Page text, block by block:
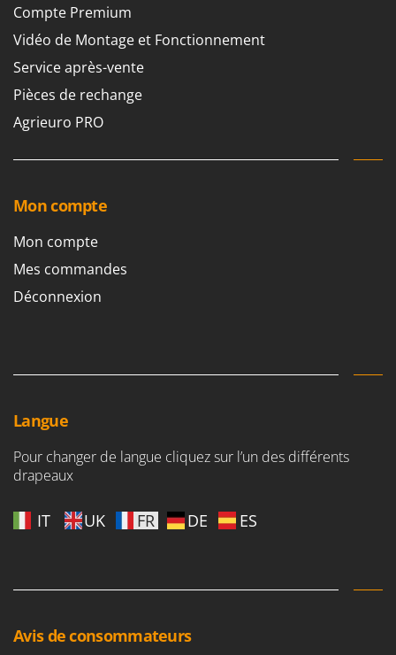
Compte Premium
Vidéo de Montage et Fonctionnement
Service après-vente
Pièces de rechange
Agrieuro PRO
Mon compte
Mon compte
Mes commandes
Déconnexion
Langue
Pour changer de langue cliquez sur l’un des différents
drapeaux
IT UK FR DE ES
Avis de consommateurs